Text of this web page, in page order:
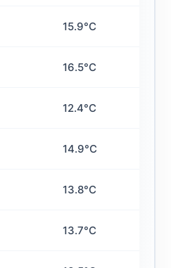
15.9°C
16.5°C
12.4°C
14.9°C
13.8°C
13.7°C